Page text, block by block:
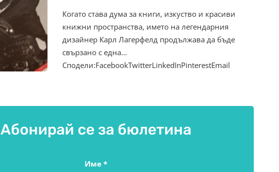
Когато става дума за книги, изкуство и красиви
книжни пространства, името на легендарния
дизайнер Карл Лагерфелд продължава да бъде
свързано с една…
Сподели:FacebookTwitterLinkedInPinterestEmail
Абонирай се за бюлетина
Име*